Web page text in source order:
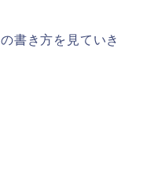
書き方を見ていき